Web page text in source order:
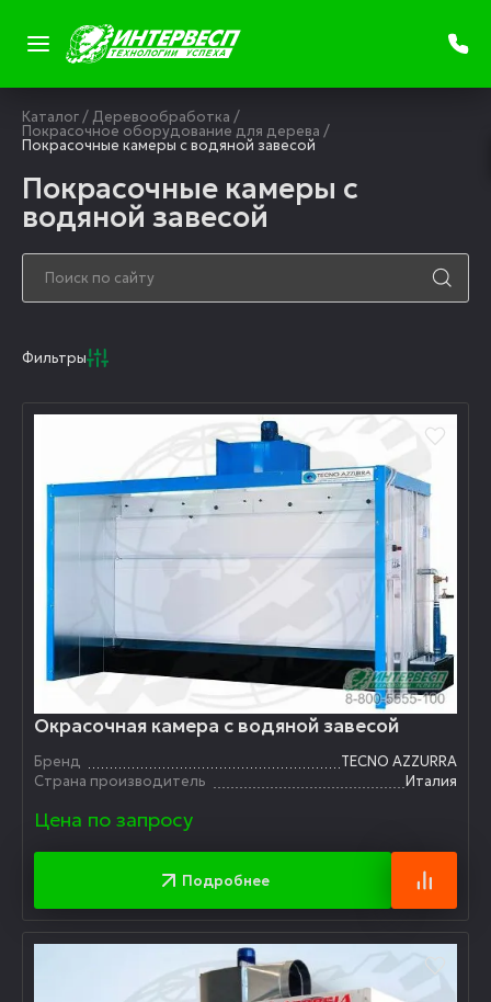
Каталог/ Деревообработка /
Покрасочное оборудование для дерева /
Покрасочные камеры с водяной завесой
Покрасочные камеры с
водяной завесой
Фильтры
Окрасочная камера с водяной завесой
Бренд
TECNO AZZURRA
Страна производитель
Италия
Цена по запросу
Подробнее